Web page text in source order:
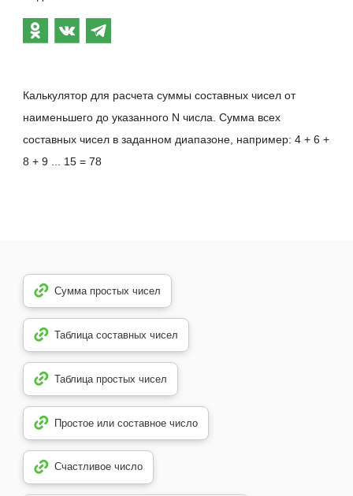
Калькулятор для расчета суммы составных чисел от
наименьшего до указанного N числа. Сумма всех
составных чисел в заданном диапазоне, например: 4 + 6 +
8 + 9 ... 15 = 78
Сумма простых чисел
Таблица составных чисел
Таблица простых чисел
Простое или составное число
Счастливое число